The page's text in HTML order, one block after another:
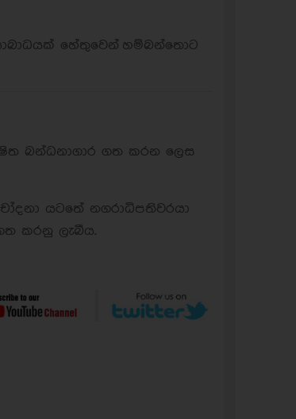
හේතුවෙන් හම්බන්තොට
බන්ධනාගාර ගත කරන ලෙස
යටතේ නගරාධිපතිවරයා
කරනු ලැබීය.